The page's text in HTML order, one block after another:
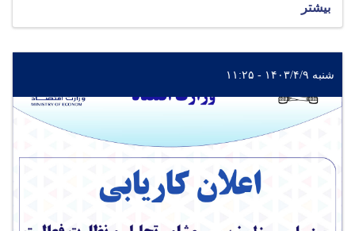
بیشتر
شنبه ۱۴۰۳/۴/۹ - ۱۱:۲۵